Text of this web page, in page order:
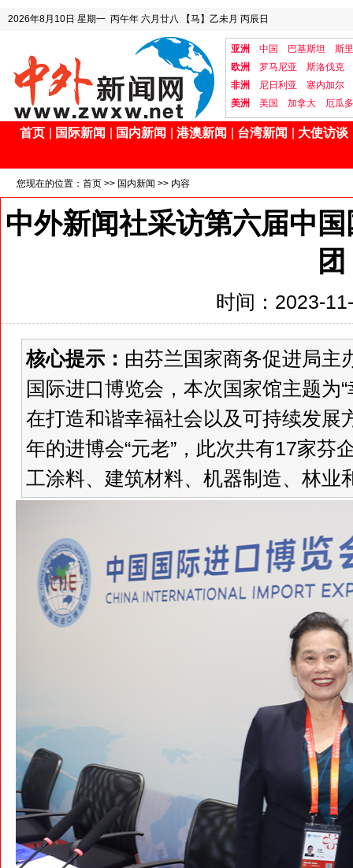
2026年8月10日 星期一 丙午年 六月廿八 【马】乙未月 丙辰日
亚洲 中国 巴基斯坦
斯
欧洲
罗马尼亚
斯洛伐克
非洲
尼日利亚
塞内加尔
美洲
美国 加拿大 厄瓜
首页 国际新闻 国内新闻 港澳新闻 台湾新闻 大使访谈
您现在的位置： 首页 >> 国内新闻 >> 内容
中外新闻社采访第六届中
团
时间：2023-
核心提示： 由芬兰国家商务促进局主
国际进口博览会，本次国家馆主题为
在打造和谐幸福社会以及可持续发展
年的进博会“元老”，此次共有17家芬
工涂料、建筑材料、机器制造、林业